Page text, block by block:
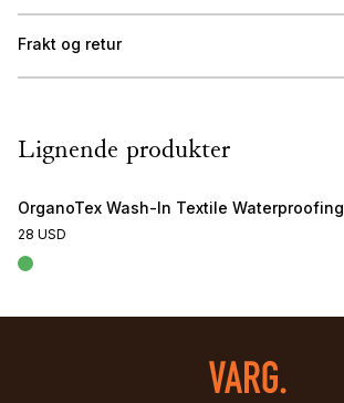
Frakt og retur
Lignende produkter
OrganoTex Wash-In Textile Waterproofing
28 USD